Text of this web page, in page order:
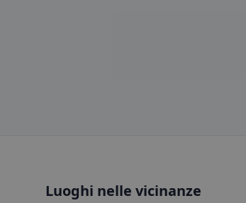
Luoghi nelle vicinanze